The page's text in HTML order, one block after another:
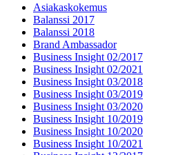
Asiakaskokemus
Balanssi 2017
Balanssi 2018
Brand Ambassador
Business Insight 02/2017
Business Insight 02/2021
Business Insight 03/2018
Business Insight 03/2019
Business Insight 03/2020
Business Insight 10/2019
Business Insight 10/2020
Business Insight 10/2021